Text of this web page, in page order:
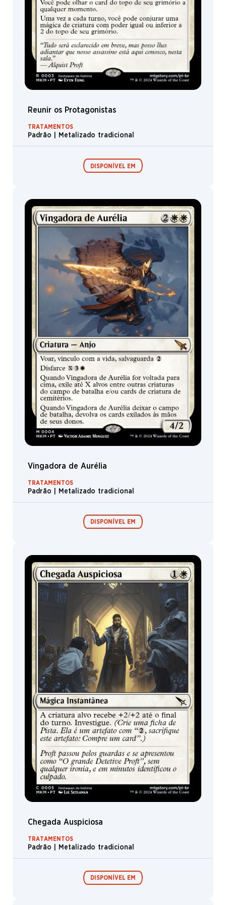
Caso
Goblin
Bardo
Fada
Cidadão
Vampiro
Elfo
Inseto
Viashino
Elefante
Bizarro
Peixe
Constructo
Arqueiro
Batedor
Ladino
Lobo
Vorme
Horror
Símio
Gárgula
Centauro
Soldado
Górgona
Homúnculo
Ogro
Crocodilo
Comida
Alce
Tartaruga
Lammasu
Ciclope
Guerreiro
Golem
Arconte
Sanguessuga
Elemental
Aranha
Esqueleto
Cão
Veículo
Metamorfo
Gigante
Avernal
Trol
Reunir os Protagonistas
TRATAMENTOS
Padrão | Metalizado tradicional
DISPONÍVEL EM
Expositor de
Booster /
Pacotes de Pré-
lançamento
Vingadora de Aurélia
TRATAMENTOS
Padrão | Metalizado tradicional
DISPONÍVEL EM
Expositor de
Booster /
Boosters de
Jogo
lançamento
Chegada Auspiciosa
TRATAMENTOS
Padrão | Metalizado tradicional
DISPONÍVEL EM